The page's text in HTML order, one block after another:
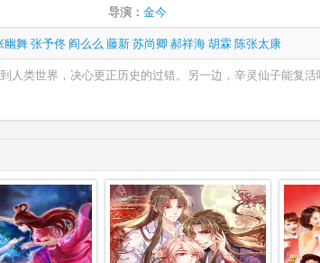
导演： 金今
幽舞张予佟 阎么么 藤新苏尚卿 郝祥海胡霖陈张太康
类世界，决心更正历史的过错。另一边，辛灵仙子能复